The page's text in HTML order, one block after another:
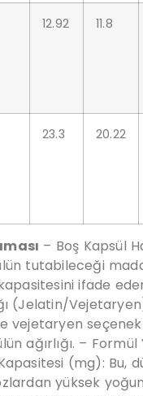
12.92 11.8
23.3 20.22
– Boş Kapsül
tutabileceği
ifade
(Jelatin/
vejetaryen
ağırlığı. –
(mg): Bu,
yüksek